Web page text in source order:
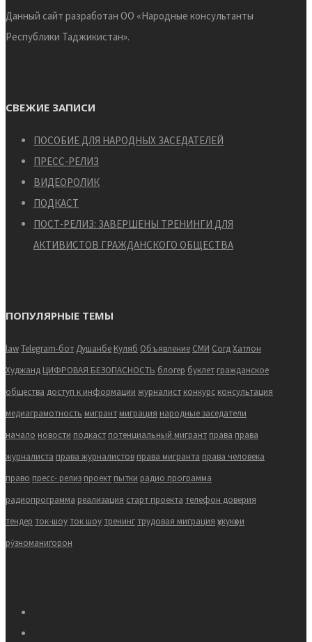
Данный сайт разработан ОО «Народные консультанты
Республики Таджикистан».
СВЕЖИЕ ЗАПИСИ
ПОСОБИЕ ДЛЯ НАРОДНЫХ ЗАСЕДАТЕЛЕЙ
ПРЕСС-РЕЛИЗ
ВИДЕОРОЛИК
ПОДКАСТ
ПОСТ-РЕЛИЗ: ЗАВЕРШЕНЫ ТРЕНИНГИ ДЛЯ
АКТИВИСТОВ ГРАЖДАНСКОГО ОБЩЕСТВА
ПОПУЛЯРНЫЕ ТЕМЫ
lawTelegram-бот Душанбе Куляб Объявление СМИ СогдХатлон
Худжанд ЦИФРОВАЯ БЕЗОПАСНОСТЬ блогер буклет гражданское
общества доступ к информации журналист конкурс консультация
медиаграмотность мигрант миграция народные заседатели
начало новости подкаст потенциальный мигрант права права
журналиста права журналистов права мигранта права человека
право пресс- релиз проект пытки радио программа
радиопрограмма реализация старт проекта телефон доверия
тендер ток-шоуток шоутренингтрудовая миграция ҳукукҳои
рӯзноманигорон